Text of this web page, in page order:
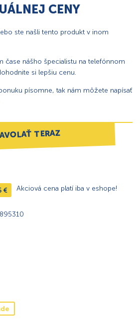
CENY
ste našli tento produkt v inom
čase nášho špecialistu na telefónnom
si lepšiu cenu.
písomne, tak nám môžete napísať
TERAZ
€ Akciová cena platí iba v eshope!